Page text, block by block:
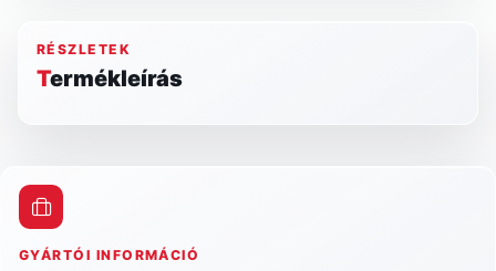
RÉSZLETEK
Termékleírás
GYÁRTÓI INFORMÁCIÓ